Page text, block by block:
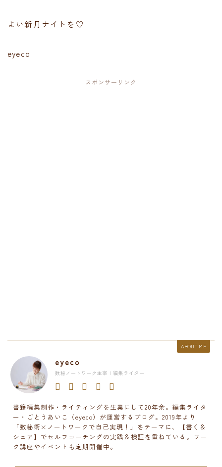
よい新月ナイトを♡
eyeco
スポンサーリンク
ABOUT ME
eyeco
数秘ノートワーク主宰 | 編集ライター
書籍編集制作・ライティングを生業にして20年余。編集ライタ
ー・ごとうあいこ（eyeco）が運営するブログ。2019年より
「数秘術×ノートワークで自己実現！」をテーマに、【書く＆
シェア】でセルフコーチングの実践＆検証を重ねている。ワー
ク講座やイベントも定期開催中。